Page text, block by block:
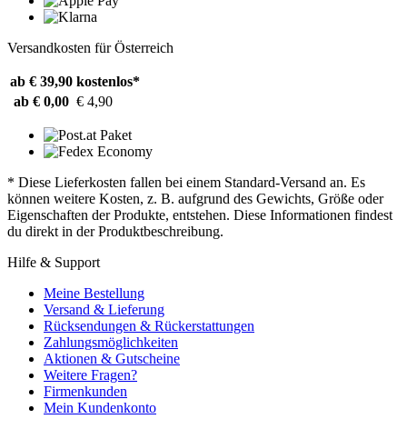
Versandkosten für Österreich
ab € 39,90 kostenlos*
ab € 0,00 € 4,90
* Diese Lieferkosten fallen bei einem Standard-Versand an. Es
können weitere Kosten, z. B. aufgrund des Gewichts, Größe oder
Eigenschaften der Produkte, entstehen. Diese Informationen findest
du direkt in der Produktbeschreibung.
Hilfe & Support
Meine Bestellung
Versand & Lieferung
Rücksendungen & Rückerstattungen
Zahlungsmöglichkeiten
Aktionen & Gutscheine
Weitere Fragen?
Firmenkunden
Mein Kundenkonto